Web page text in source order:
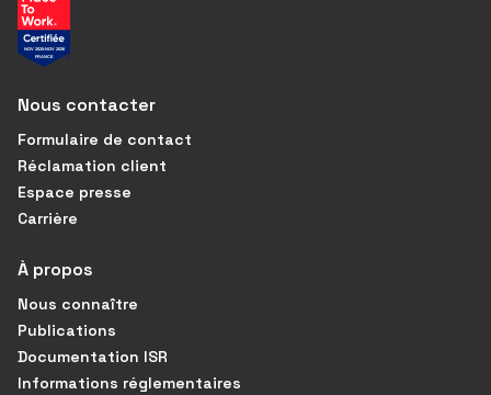
Nous contacter
Formulaire de contact
Réclamation client
Espace presse
Carrière
À propos
Nous connaître
Publications
Documentation ISR
Informations réglementaires